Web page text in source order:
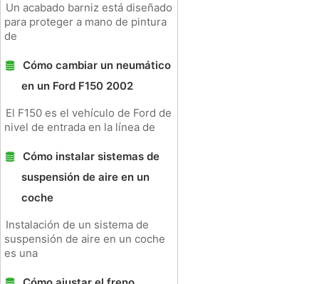
Un acabado barniz está diseñado
para proteger a mano de pintura
de
Cómo cambiar un neumático
en un Ford F150 2002
El F150 es el vehículo de Ford de
nivel de entrada en la línea de
Cómo instalar sistemas de
suspensión de aire en un
coche
Instalación de un sistema de
suspensión de aire en un coche
es una